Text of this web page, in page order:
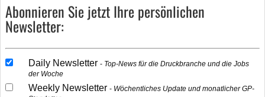
Abonnieren Sie jetzt Ihre persönlichen
Newsletter:
Daily Newsletter
Top-News für die Druckbranche und die Jobs
der Woche
Weekly Newsletter
Wöchentliches Update und monatlicher GP-